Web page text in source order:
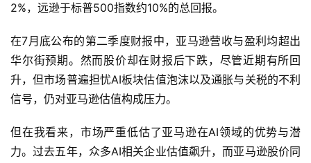
2%，远逊于标普500指数约10%的总回报。
在7月底公布的第二季度财报中，亚马逊营收与盈利均超出
华尔街预期。然而股价却在财报后下跌，尽管近期有所回
升，但市场普遍担忧AI板块估值泡沫以及通胀与关税的不利
信号，仍对亚马逊估值构成压力。
但在我看来，市场严重低估了亚马逊在AI领域的优势与潜
力。过去五年，众多AI相关企业估值飙升，而亚马逊股价同